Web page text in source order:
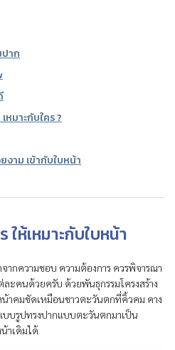
าก
หมาะกับใคร ?
งาม เข้ากับใบหน้า
ให้เหมาะกับใบหน้า
กความชอบ ความต้องการ ควรพิจารณา
ละคนด้วยครับ ด้วยพันธุกรรมโครงสร้าง
าคมชัดเหมือนชาวตะวันตกที่คิ้วคม คาง
บบรูปทรงปากแบบตะวันตกมาเป็น
าเดิมได้